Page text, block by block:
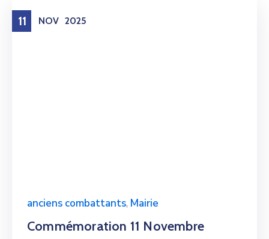
11 NOV 2025
anciens combattants, Mairie
Commémoration 11 Novembre